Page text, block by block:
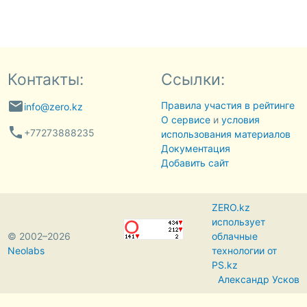
Контакты:
emailinfo@zero.kz
phone +77273888235
Ссылки:
Правила участия в рейтинге
О сервисеи условия
использования материалов
Документация
Добавить сайт
© 2002–2026
Neolabs
ZERO.kz
использует
облачные
технологии от
PS.kz
Александр Усков